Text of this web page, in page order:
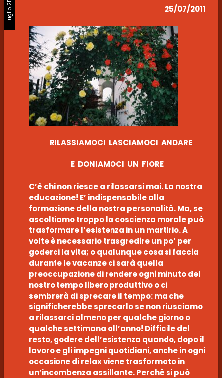
25/07/2011
RILASSIAMOCI LASCIAMOCI ANDARE
E DONIAMOCI UN FIORE
C’è chi non riesce a rilassarsi mai. La nostra
educazione! E’ indispensabile alla
formazione della nostra personalità. Ma, se
ascoltiamo troppo la coscienza morale può
trasformare l’esistenza in un martirio. A
volte è necessario trasgredire un po’ per
goderci la vita; o qualunque cosa si faccia
durante le vacanze ci sarà quella
preoccupazione di rendere ogni minuto del
nostro tempo libero produttivo o ci
sembrerà di sprecare il tempo: ma che
significherebbe sprecarlo se non riusciamo
a rilassarci almeno per qualche giorno o
qualche settimana all’anno! Difficile del
resto, godere dell’esistenza quando, dopo il
lavoro e gli impegni quotidiani, anche in ogni
occasione di relax viene trasformato in
un’incombenza assillante. Perchè si può